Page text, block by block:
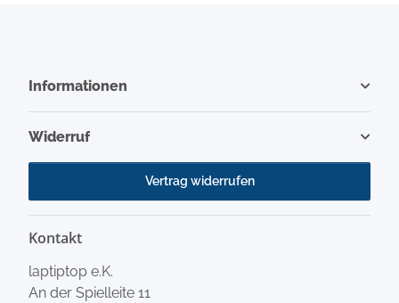
Informationen
Widerruf
Vertrag widerrufen
Kontakt
laptiptop e.K.
An der Spielleite 11